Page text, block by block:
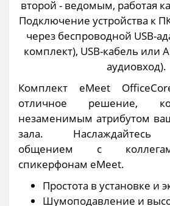
второй - ведомым, работая
Подключение устройства к
через беспроводной USB-
комплект), USB-кабель или
аудиовход).
Комплект eMeet
отличное решение,
незаменимым атрибутом
зала. Наслаждайтесь
общением с
спикерфонам eMeet.
Простота в установке и
Шумоподавление и